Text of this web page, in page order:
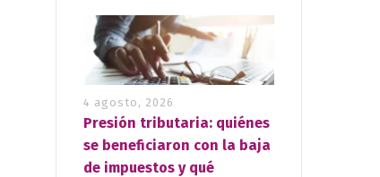
4 agosto, 2026
Presión tributaria: quiénes
se beneficiaron con la baja
de impuestos y qué